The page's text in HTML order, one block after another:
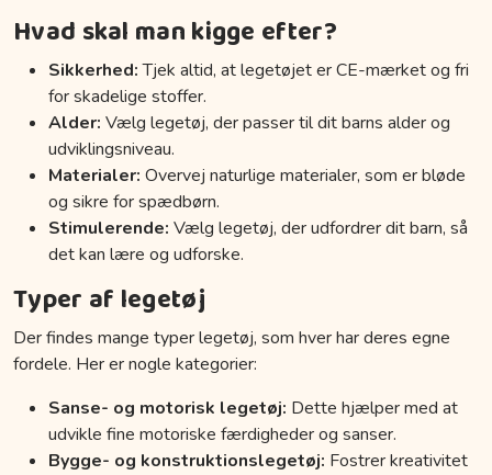
Hvad skal man kigge efter?
Sikkerhed:Tjek altid, at legetøjet er CE-mærket og fri
for skadelige stoffer.
Alder: Vælg legetøj, der passer til dit barns alder og
udviklingsniveau.
Materialer: Overvej naturlige materialer, som er bløde
og sikre for spædbørn.
Stimulerende: Vælg legetøj, der udfordrer dit barn, så
det kan lære og udforske.
Typer af legetøj
Der findes mange typer legetøj, som hver har deres egne
fordele. Her er nogle kategorier:
Sanse- og motorisk legetøj: Dette hjælper med at
udvikle fine motoriske færdigheder og sanser.
Bygge- og konstruktionslegetøj: Fostrer kreativitet